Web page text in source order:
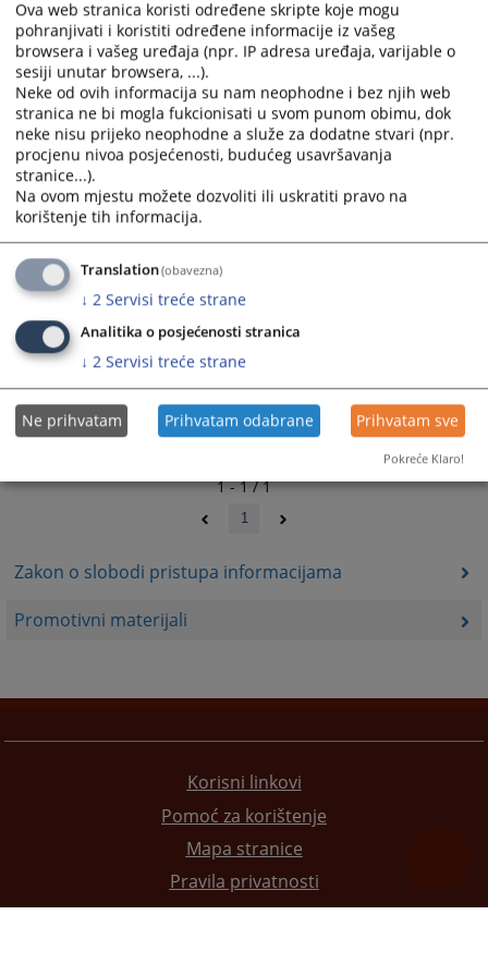
Zakon o slobodi pristupa informacijama
Promotivni materijali
and
select
a
date.
Press
the
question
mark
key
get
the
keyboard
shortcuts
for
dates.
and
select
a
date.
Press
the
question
mark
key
the
keyboard
shortcuts
for
dates.
1 - 1 / 1
1
Korisni linkovi
Pomoć za korištenje
Mapa stranice
Pravila privatnosti
Ova web stranica koristi određene skripte koje mogu
pohranjivati i koristiti određene informacije iz vašeg
browsera i vašeg uređaja (npr. IP adresa uređaja, varijable o
sesiji unutar browsera, ...).
Neke od ovih informacija su nam neophodne i bez njih web
stranica ne bi mogla fukcionisati u svom punom obimu, dok
neke nisu prijeko neophodne a služe za dodatne stvari (npr.
procjenu nivoa posjećenosti, budućeg usavršavanja
stranice...).
Na ovom mjestu možete dozvoliti ili uskratiti pravo na
korištenje tih informacija.
Translation(obavezna)
↓ 2 Servisi treće strane
Analitika o posjećenosti stranica
↓ 2 Servisi treće strane
Ne prihvatam Prihvatam odabrane Prihvatam sve
Pokreće Klaro!